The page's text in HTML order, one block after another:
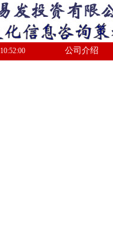
10:52:00 公司介绍